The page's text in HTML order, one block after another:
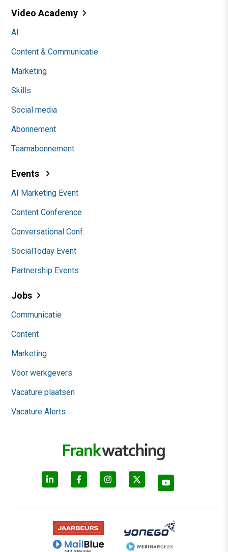
Video Academy
AI
Content & Communicatie
Marketing
Skills
Social media
Abonnement
Teamabonnement
Events
AI Marketing Event
Content Conference
Conversational Conf.
SocialToday Event
Partnership Events
Jobs
Communicatie
Content
Marketing
Voor werkgevers
Vacature plaatsen
Vacature Alerts